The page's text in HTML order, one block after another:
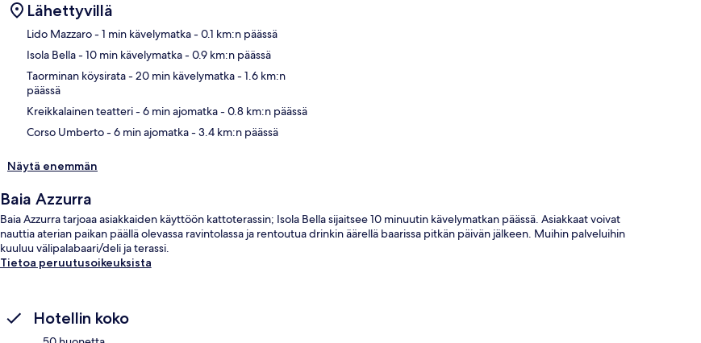
Lähettyvillä
Lido Mazzaro- 1 min kävelymatka- 0.1 km:n päässä
Isola Bella- 10 min kävelymatka- 0.9 km:n päässä
Taorminan köysirata- 20 min kävelymatka- 1.6 km:n
päässä
Kreikkalainen teatteri- 6 min ajomatka- 0.8 km:n päässä
Corso Umberto- 6 min ajomatka- 3.4 km:n päässä
Näytä enemmän
Baia Azzurra
Baia Azzurra tarjoaa asiakkaiden käyttöön kattoterassin; Isola Bella sijaitsee 10 minuutin kävelymatkan päässä. Asiakkaat voivat
nauttia aterian paikan päällä olevassa ravintolassa ja rentoutua drinkin äärellä baarissa pitkän päivän jälkeen. Muihin palveluihin
kuuluu välipalabaari/deli ja terassi.
Tietoa peruutusoikeuksista
Hotellin koko